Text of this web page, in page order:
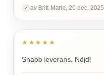
✓ av Britt-Marie, 20 dec. 2025
★★★★★
Snabb leverans. Nöjd!